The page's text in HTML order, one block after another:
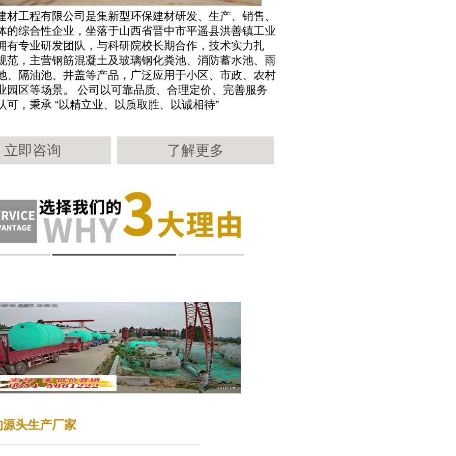
材工程有限公司是集新型环保建材研发、生产、销售、
的综合性企业，坐落于山西省晋中市平遥县洪善镇工业
有专业研发团队，与科研院校长期合作，技术实力扎
范，主营钢筋混凝土及玻璃钢化粪池、消防蓄水池、雨
、隔油池、井盖等产品，广泛应用于小区、市政、农村
园区等场景。 公司以可靠品质、合理定价、完善服务
可，秉承 “以精立业、以质取胜、以诚相待”
立即咨询 了解更多
头生产厂家